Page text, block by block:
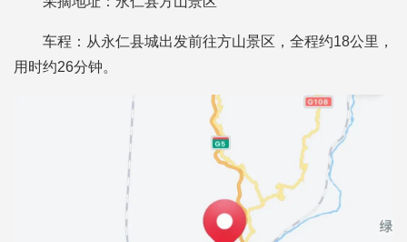
车程：从永仁县城出发前往方山景区，全程约18公里，
用时约26分钟。